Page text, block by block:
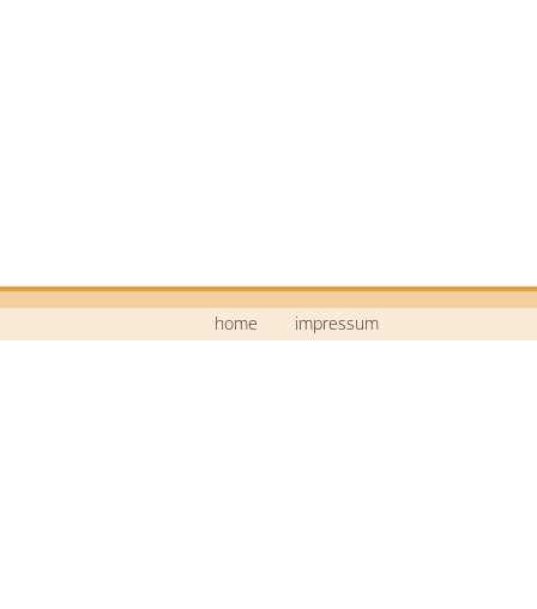
home impressum